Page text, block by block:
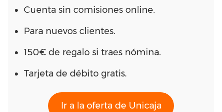
Cuenta sin comisiones online.
Para nuevos clientes.
150€ de regalo si traes nómina.
Tarjeta de débito gratis.
Ir a la oferta de Unicaja